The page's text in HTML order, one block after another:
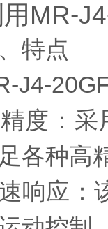
MR-
点
20GF
：采用
各种高
应：该